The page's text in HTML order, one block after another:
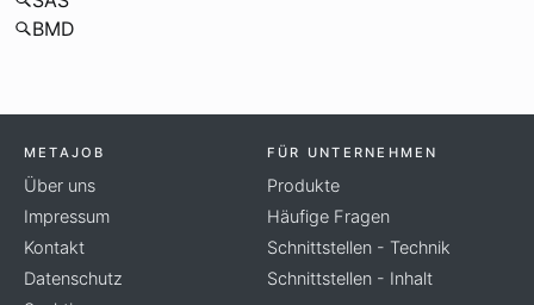
BMD
METAJOB
Über uns
Impressum
Kontakt
Datenschutz
FÜR UNTERNEHMEN
Produkte
Häufige Fragen
Schnittstellen - Technik
Schnittstellen - Inhalt